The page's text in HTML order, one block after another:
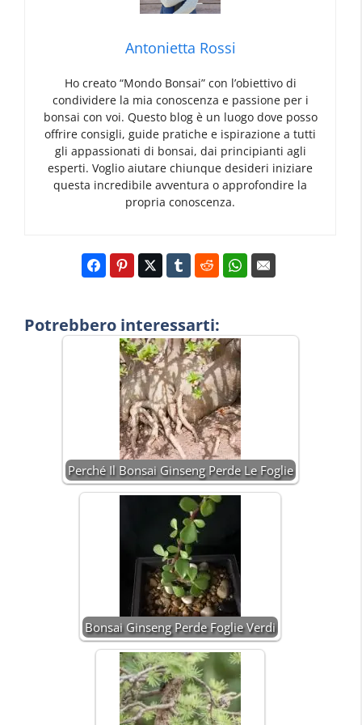
Antonietta Rossi
Ho creato “Mondo Bonsai” con l’obiettivo di
condividere la mia conoscenza e passione per i
bonsai con voi. Questo blog è un luogo dove posso
offrire consigli, guide pratiche e ispirazione a tutti
gli appassionati di bonsai, dai principianti agli
esperti. Voglio aiutare chiunque desideri iniziare
questa incredibile avventura o approfondire la
propria conoscenza.
Potrebbero interessarti:
Perché Il Bonsai Ginseng Perde Le Foglie
Bonsai Ginseng Perde Foglie Verdi